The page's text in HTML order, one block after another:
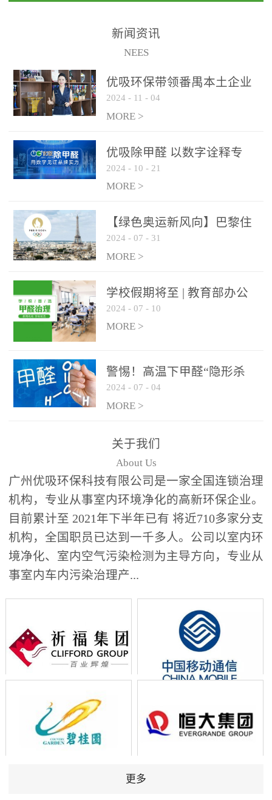
保施工日期：2020年1月珠
（及各出入境边防检查
新闻资讯
NEES
优吸环保带领番禺本​土企业
勇敢破局向“新”
2024 - 11 - 04
MORE >
优吸除甲醛 以数字诠释专
业，尽显除醛品牌实力！
2024 - 10 - 21
MORE >
【绿色奥运新风向】巴黎住
宿风波：优吸环保共建健康
绿色家居
2024 - 07 - 31
MORE >
学校假期将至 | 教育部办公
厅关于加强学校新建校舍室
内空气质量管理通知
2024 - 07 - 10
MORE >
警惕！高温下甲醛“隐形杀
手”来袭，你的家安全吗？
2024 - 07 - 04
MORE >
关于我们
About Us
广州优吸环保科技有限公司是一家全国连锁治理
机构，专业从事室内环境净化的高新环保企业。
目前累计至 2021年下半年已有 将近710多家分支
机构，全国职员已达到一千多人。公司以室内环
境净化、室内空气污染检测为主导方向，专业从
事室内车内污染治理产...
更多